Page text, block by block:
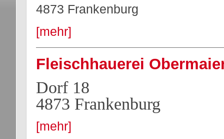
4873 Frankenburg
[mehr]
Fleischhauerei
Dorf 18
4873 Frankenburg
[mehr]